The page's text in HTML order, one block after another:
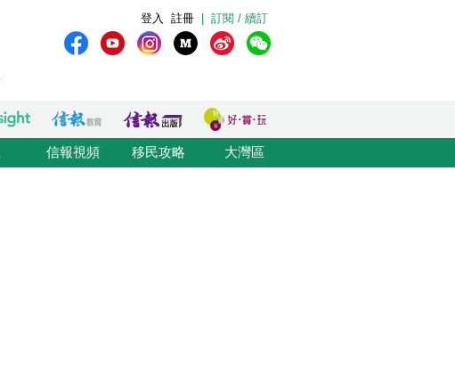
訂閱 / 續訂
註冊
登入
信報視頻 移民攻略 大灣區